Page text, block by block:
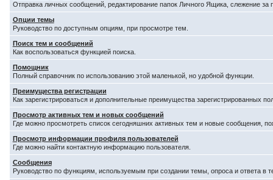
Отправка личных сообщений, редактирование папок Личного Ящика, слежение
Опции темы
Руководство по доступным опциям, при просмотре тем.
Поиск тем и сообщений
Как воспользоваться функцией поиска.
Помощник
Полный справочник по использованию этой маленькой, но удобной функции.
Преимущества регистрации
Как зарегистрироваться и дополнительные преимущества зарегистрированных
Просмотр активных тем и новых сообщений
Где можно просмотреть список сегодняшних активных тем и новые сообщения,
Просмотр информации профиля пользователей
Где можно найти контактную информацию пользователя.
Сообщения
Руководство по функциям, используемым при создании темы, опроса и ответа в